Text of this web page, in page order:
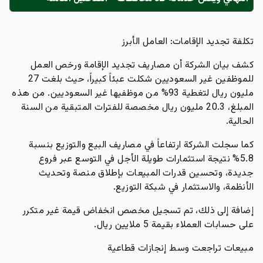
تكلفة تجديد الإقامات: العامل الأبرز
كشف بيان الشركة أن مصاريف تجديد الإقامة ورخص العمل
للموظفين غير السعوديين شكلت عبئاً كبيراً، حيث بلغت 27
مليون ريال لتغطية 93% من موظفيها غير السعوديين. من هذه
المبلغ، 20.3 مليون ريال مخصصة للفترات المتبقية من السنة
الحالية.
كما سجلت الشركة ارتفاعاً في مصاريف البيع والتوزيع بنسبة
5.8% نتيجة استثمارات طويلة الأجل في التوسع عبر فروع
جديدة، وتحسين قدرات المبيعات بإطلاق منصة وتحديث
الأنظمة، والاستثمار في شبكة التوزيع.
إضافة إلى ذلك، تم تسجيل مخصص انخفاض قيمة غير متكرر
على حسابات العملاء بقيمة 5 ملايين ريال.
مبيعات تراجعت وسط إنجازات قطاعية